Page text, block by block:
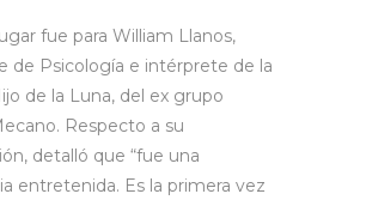
fue para William Llanos,
de Psicología e intérprete de la
de la Luna, del ex grupo
Respecto a su
detalló que “fue una
entretenida. Es la primera vez